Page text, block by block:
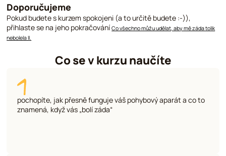
Doporučujeme
Pokud budete s kurzem spokojeni (a to určitě budete :-)),
přihlaste se na jeho pokračováníCo všechno můžu udělat, aby mě záda tolik
nebolela II.
Co se v kurzu naučíte
pochopíte, jak přesně funguje váš pohybový aparát a co to
znamená, když vás „bolí záda“